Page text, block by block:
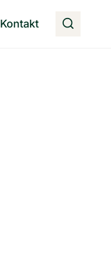
Kontakt